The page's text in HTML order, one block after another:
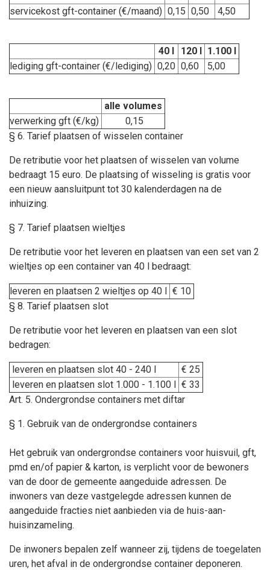
servicekost gft-container (€/maand) 0,15 0,50 4,50
40 l 120 l 1.100 l
lediging gft-container (€/lediging) 0,20 0,60 5,00
alle volumes
verwerking gft (€/kg)
0,15
§ 6. Tarief plaatsen of wisselen container
De retributie voor het plaatsen of wisselen van volume
bedraagt 15 euro. De plaatsing of wisseling is gratis voor
een nieuw aansluitpunt tot 30 kalenderdagen na de
inhuizing.
§ 7. Tarief plaatsen wieltjes
De retributie voor het leveren en plaatsen van een set van 2
wieltjes op een container van 40 l bedraagt:
leveren en plaatsen 2 wieltjes op 40 l € 10
§ 8. Tarief plaatsen slot
De retributie voor het leveren en plaatsen van een slot
bedragen:
leveren en plaatsen slot 40 - 240 l
€ 25
leveren en plaatsen slot 1.000 - 1.100 l € 33
Art. 5. Ondergrondse containers met diftar
§ 1. Gebruik van de ondergrondse containers
Het gebruik van ondergrondse containers voor huisvuil, gft,
pmd en/of papier & karton, is verplicht voor de bewoners
van de door de gemeente aangeduide adressen. De
inwoners van deze vastgelegde adressen kunnen de
aangeduide fracties niet aanbieden via de huis-aan-
huisinzameling.
De inwoners bepalen zelf wanneer zij, tijdens de toegelaten
uren, het afval in de ondergrondse container deponeren.